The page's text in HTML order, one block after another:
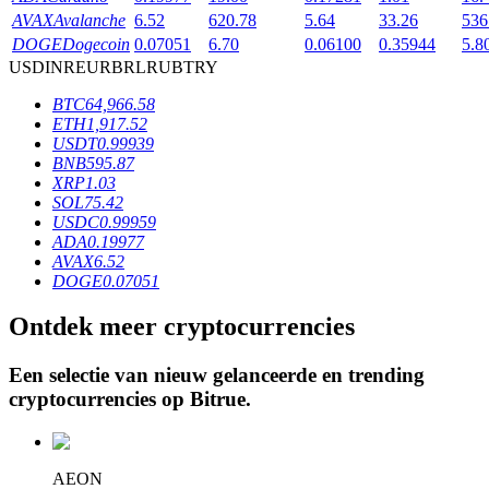
BTR-vergrendelingen
Exclusieve beleggingen voor BTR-houders
Leningen
Door crypto ondersteunde leenservice
AVAXAvalanche 6.52 620.78 5.64 33.26
DOGEDogecoin 0.07051 6.70 0.06100 0.35944
USDINREURBRLRUBTRY
BTC64,966.58
ETH1,917.52
USDT0.99939
BNB595.87
XRP1.03
SOL75.42
USDC0.99959
ADA0.19977
AVAX6.52
DOGE0.07051
Ontdek meer cryptocurrencies
Een selectie van nieuw gelanceerde en trending
cryptocurrencies op Bitrue.
AEON